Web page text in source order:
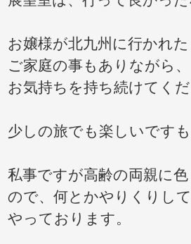
お嬢様が北九州に行かれ
ご家庭の事もありながら
お気持ちを持ち続けてく
少しの旅でも楽しいです
私事ですが高齢の両親に
ので、何とかやりくりし
やっております。